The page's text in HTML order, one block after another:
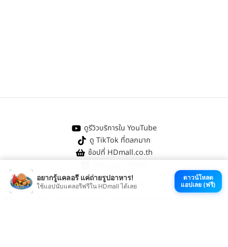
ดูรีวิวบริการใน YouTube
ดู TikTok ที่ตลกมาก
ช้อปที่ HDmall.co.th
@ 2026 HDmall | สงวนลิขสิทธิ์ |
Sitemap
ตรวจสุขภาพทั่วไป
อยากรู้แคลอรี แค่ถ่ายรูปอาหาร!
ใช้แอปนับแคลอรีฟรีใน HDmall ได้เลย
ดาวน์โหลด
แอปเลย (ฟรี)